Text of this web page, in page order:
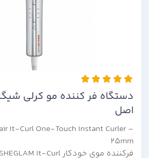
اصل
It-Curl One-Touch Instant Curler –
25mm